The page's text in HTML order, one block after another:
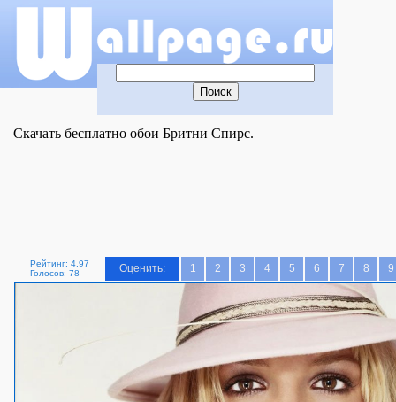
Скачать бесплатно обои Бритни Спирс.
Рейтинг: 4.97
Голосов: 78
Оценить: 1 2 3 4 5 6 7 8 9